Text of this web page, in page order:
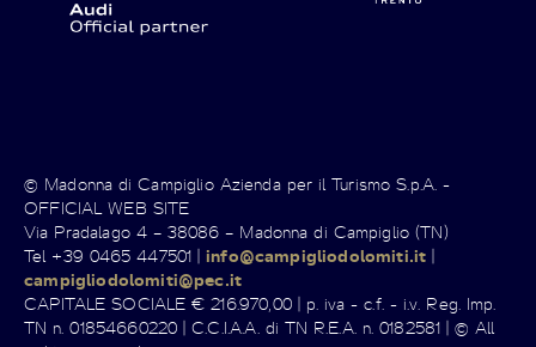
© Madonna di Campiglio Azienda per il Turismo S.p.A. -
OFFICIAL WEB SITE
Via Pradalago 4 – 38086 – Madonna di Campiglio (TN)
Tel +39 0465 447501 |info@campigliodolomiti.it |
campigliodolomiti@pec.it
CAPITALE SOCIALE € 216.970,00 | p. iva - c.f. - i.v. Reg. Imp.
TN n. 01854660220 | C.C.I.A.A. di TN R.E.A. n. 0182581 | © All